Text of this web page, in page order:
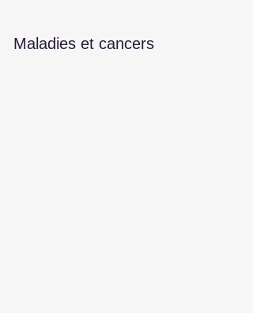
Maladies et cancers